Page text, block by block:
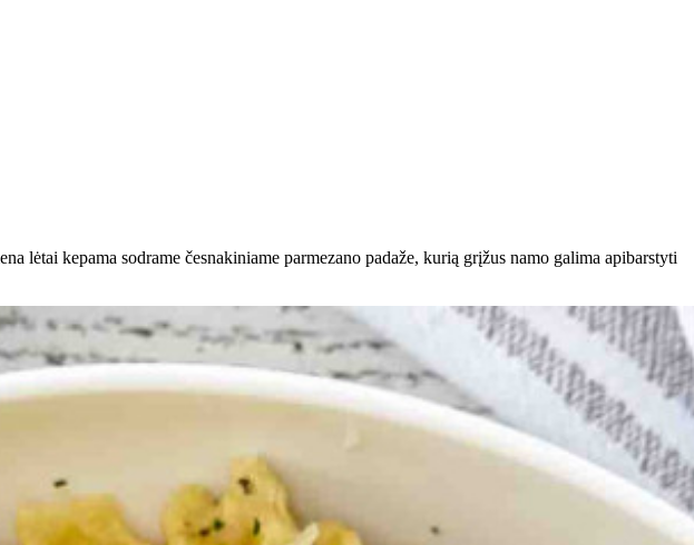
lėtai kepama sodrame česnakiniame parmezano padaže, kurią grįžus namo galima apibarstyti